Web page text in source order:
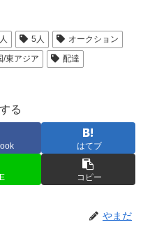
5人
オークション
/東アジア
配達
る
はてブ
コピー
やまだ